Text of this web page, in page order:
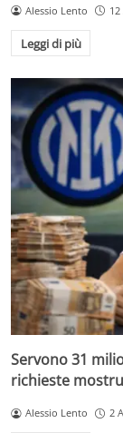
Alessio Lento
Leggi di più
Servono 31
richieste
Alessio Lento 2